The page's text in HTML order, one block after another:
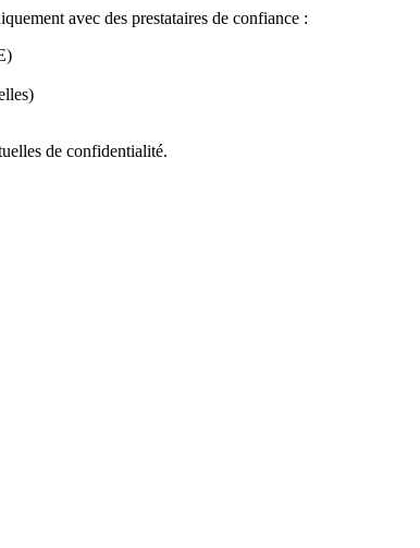
avec des prestataires de confiance :
de confidentialité.